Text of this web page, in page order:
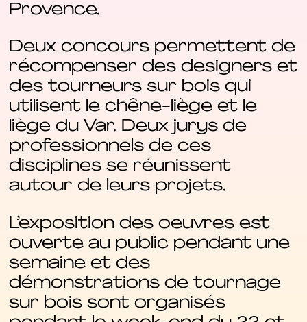
Provence.
Deux concours permettent de
récompenser des designers et
des tourneurs sur bois qui
utilisent le chêne-liège et le
liège du Var. Deux jurys de
professionnels de ces
disciplines se réunissent
autour de leurs projets.
L’exposition des oeuvres est
ouverte au public pendant une
semaine et des
démonstrations de tournage
sur bois sont organisés